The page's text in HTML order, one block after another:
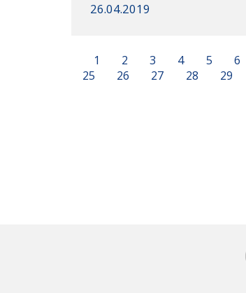
26.04.2019
1 2 3 4 5 6
25
26 27 28 29